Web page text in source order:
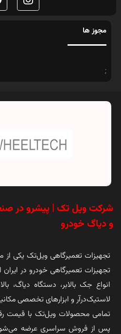
مجوز ها
;
شرکت ویل تک | پیشرو در
و دیاگ خودرو
تجهیزات تعمیرگاهی ویل‌تک یکی از
تجهیزات تعمیرگاهی خودرو در
انواع جک بالابر، دستگاه دیاگ،
لاستیک‌درآر و ابزارهای تخصصی
تمامی محصولات ویل‌تک با قیمت
پس از فروش سراسری عرضه